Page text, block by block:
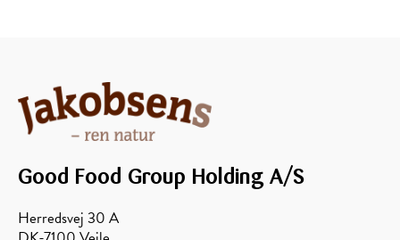
Good Food Group Holding A/S
Herredsvej 30 A